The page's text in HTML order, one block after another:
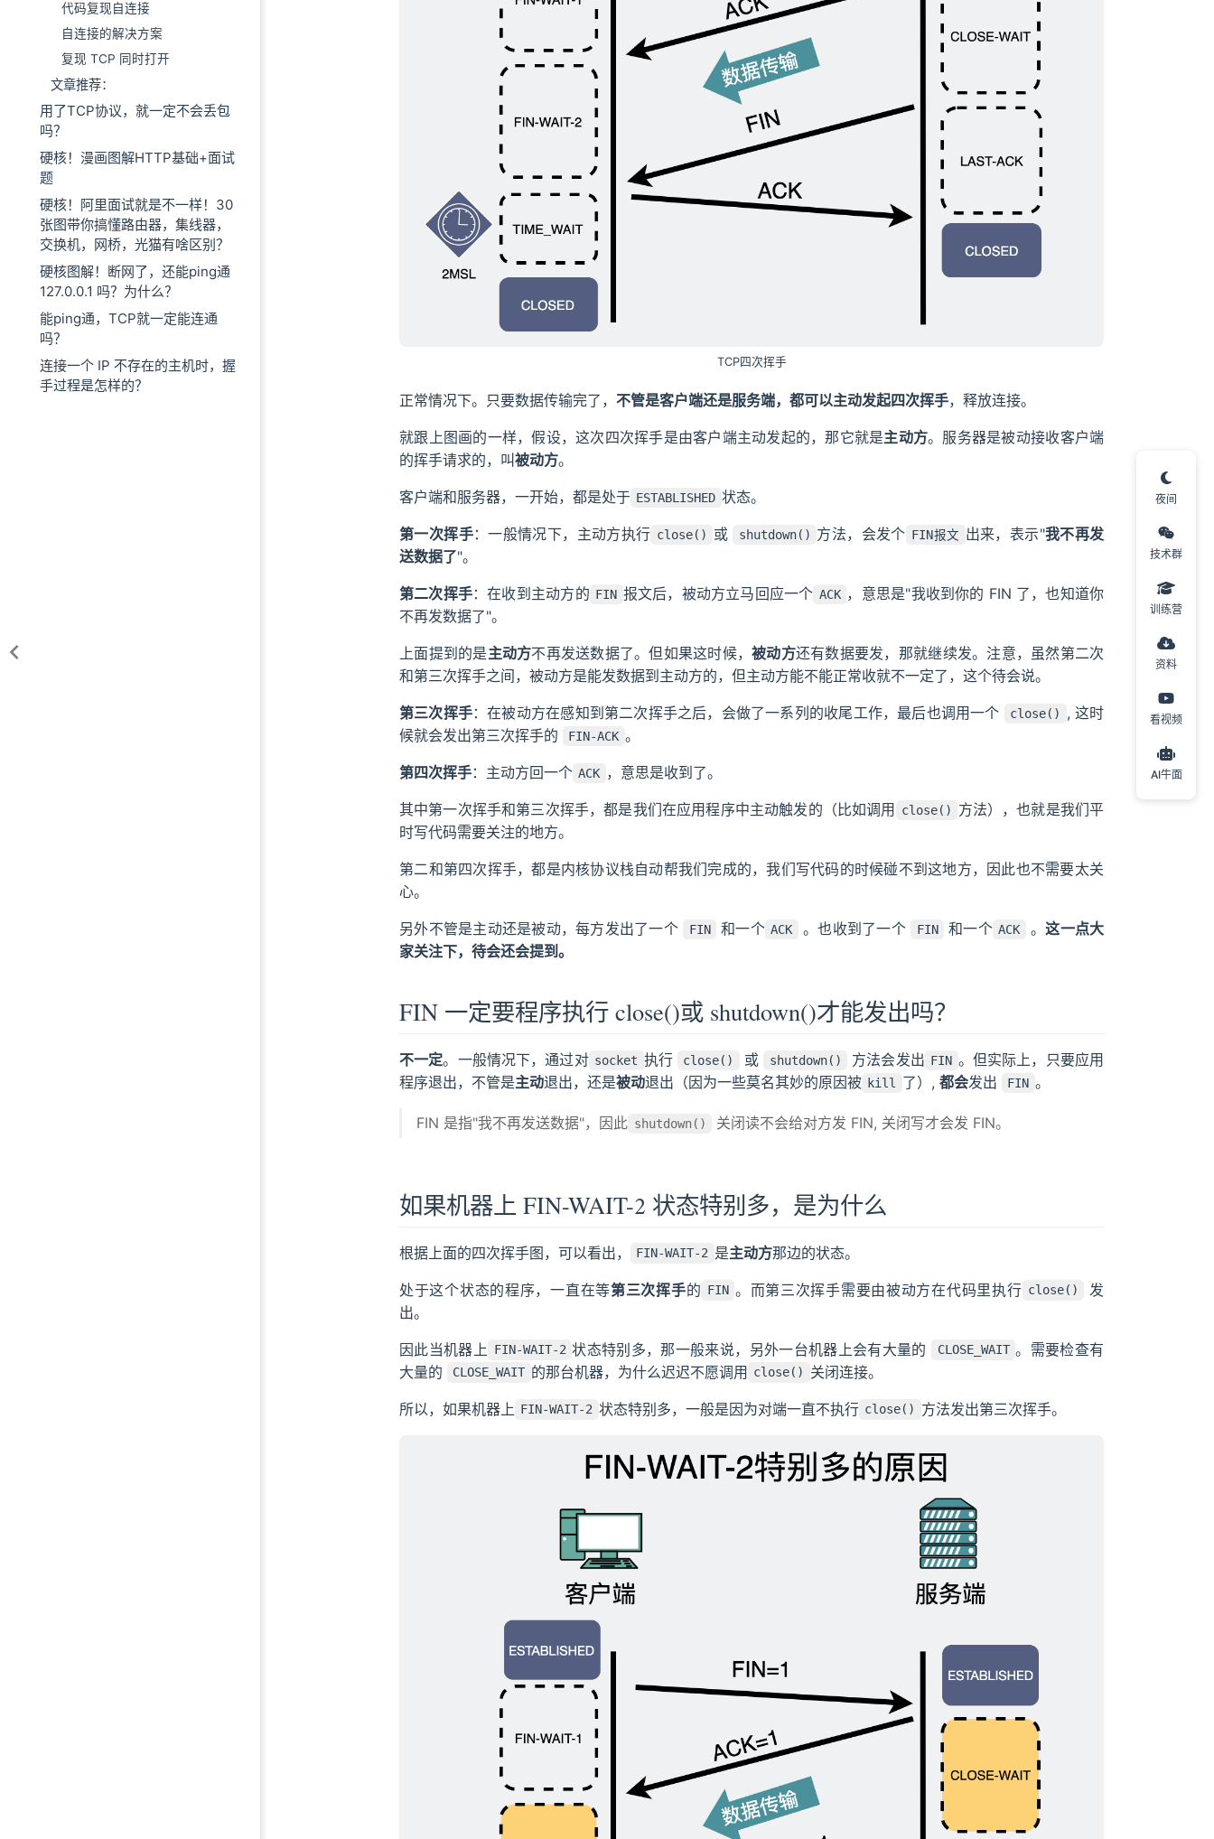
代码复现自连接
自连接的解决方案
复现 TCP 同时打开
文章推荐：
用了TCP协议，就一定不会丢包
吗？
硬核！漫画图解HTTP基础+面试
题
硬核！阿里面试就是不一样！30
张图带你搞懂路由器，集线器，
交换机，网桥，光猫有啥区别？
硬核图解！断网了，还能ping通
127.0.0.1 吗？为什么？
能ping通，TCP就一定能连通
吗？
连接一个 IP 不存在的主机时，握
手过程是怎样的？
TCP四次挥手
正常情况下。只要数据传输完了， 不管是客户端还是服务端，都可以主动发起四次挥手，释放连接。
就跟上图画的一样，假设，这次四次挥手是由客户端主动发起的，那它就是主动方。服务器是被动接收客户端
的挥手请求的，叫被动方。
客户端和服务器，一开始，都是处于 ESTABLISHED 状态。
第一次挥手：一般情况下，主动方执行 close() 或 shutdown() 方法，会发个 FIN报文 出来，表示"我不再发
送数据了"。
第二次挥手：在收到主动方的 FIN 报文后，被动方立马回应一个 ACK ，意思是"我收到你的 FIN 了，也知道你
不再发数据了"。
上面提到的是主动方不再发送数据了。但如果这时候，被动方还有数据要发，那就继续发。注意，虽然第二次
和第三次挥手之间，被动方是能发数据到主动方的，但主动方能不能正常收就不一定了，这个待会说。
第三次挥手：在被动方在感知到第二次挥手之后，会做了一系列的收尾工作，最后也调用一个 close()
, 这时
候就会发出第三次挥手的
FIN-ACK 。
第四次挥手：主动方回一个 ACK ，意思是收到了。
其中第一次挥手和第三次挥手，都是我们在应用程序中主动触发的（比如调用 close()
方法），也就是我们平
时写代码需要关注的地方。
第二和第四次挥手，都是内核协议栈自动帮我们完成的，我们写代码的时候碰不到这地方，因此也不需要太关
心。
另外不管是主动还是被动，每方发出了一个 FIN 和一个 ACK 。也收到了一个 FIN 和一个 ACK 。这一点大
家关注下，待会还会提到。
FIN 一定要程序执行 close()或 shutdown()才能发出吗？
不一定。一般情况下，通过对 socket 执行 close() 或 shutdown() 方法会发出 FIN 。但实际上，只要应用
程序退出，不管是主动退出，还是被动退出（因为一些莫名其妙的原因被 kill 了）, 都会发出 FIN 。
FIN 是指"我不再发送数据"，因此 shutdown() 关闭读不会给对方发 FIN, 关闭写才会发 FIN。
如果机器上 FIN-WAIT-2 状态特别多，是为什么
根据上面的四次挥手图，可以看出， FIN-WAIT-2 是主动方那边的状态。
处于这个状态的程序，一直在等第三次挥手的 FIN 。而第三次挥手需要由被动方在代码里执行 close()
发
出。
因此当机器上 FIN-WAIT-2 状态特别多，那一般来说，另外一台机器上会有大量的 CLOSE_WAIT 。需要检查有
大量的
CLOSE_WAIT 的那台机器，为什么迟迟不愿调用 close() 关闭连接。
所以，如果机器上 FIN-WAIT-2 状态特别多，一般是因为对端一直不执行 close() 方法发出第三次挥手。
夜间
技术群
训练营
资料
看视频
AI牛面